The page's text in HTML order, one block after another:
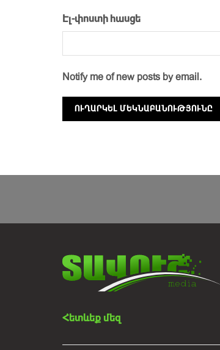
Էլ-փոստի հասցե
Notify me of new posts by email.
Հետևեք մեզ